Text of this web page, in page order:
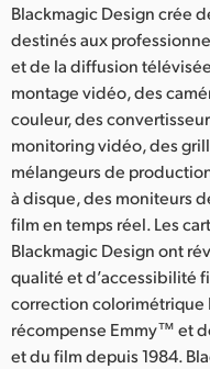
Blackmagic Design crée
destinés aux
et de la diffusion
montage vidéo, des
couleur, des
monitoring vidéo, des
mélangeurs de
à disque, des moniteurs
film en temps réel. Les
Blackmagic Design ont
qualité et d’accessibilité
correction colorimétrique
récompense Emmy™ et
et du film depuis 1984.